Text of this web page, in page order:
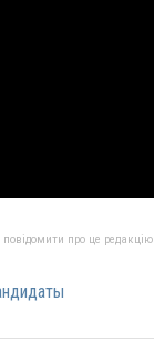
про це редакцію